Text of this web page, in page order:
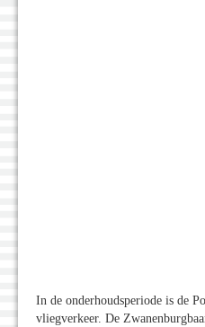
In de onderhoudsperiode is de
vliegverkeer. De